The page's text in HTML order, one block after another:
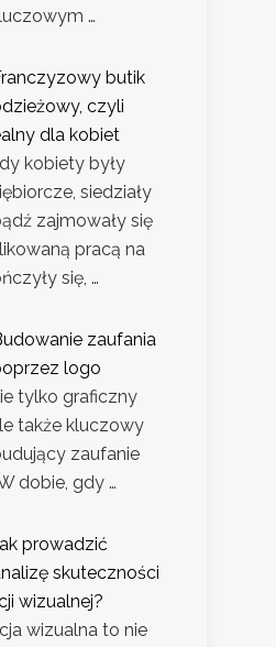
…
butik
czyli
dla kobiet
kobiety były
siedziały
zajmowały się
pracą na
się, …
zaufania
logo
tylko graficzny
także kluczowy
zaufanie
dobie, gdy …
prowadzić
skuteczności
wizualnej?
wizualna to nie